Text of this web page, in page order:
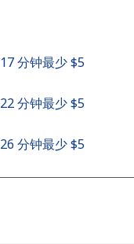
17 分钟最少 ⁦$5⁩
22 分钟最少 ⁦$5⁩
26 分钟最少 ⁦$5⁩